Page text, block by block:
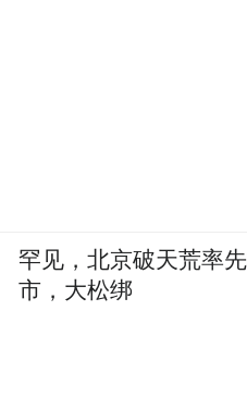
罕见，北京破天荒率
市，大松绑